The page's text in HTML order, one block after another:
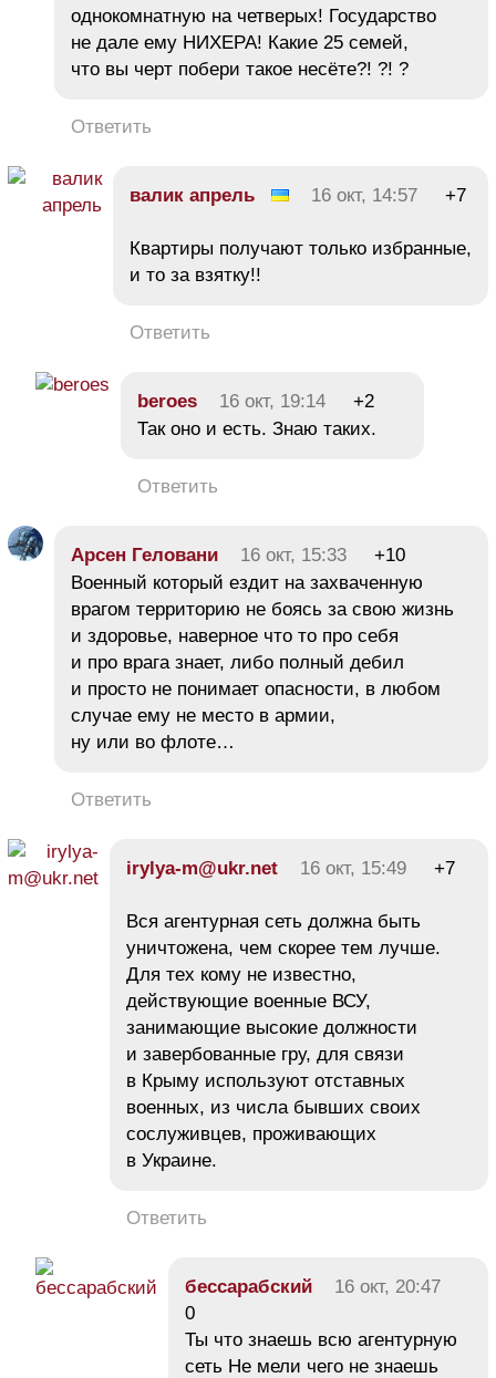
однокомнатную на четверых! Государство
не дале ему НИХЕРА! Какие 25 семей,
что вы черт побери такое несёте?! ?! ?
Ответить
валик апрель 16 окт, 14:57 +7
Квартиры получают только избранные,
и то за взятку!!
Ответить
beroes 16 окт, 19:14
+2
Так оно и есть. Знаю таких.
Ответить
Арсен Геловани 16 окт, 15:33
+10
Военный который ездит на захваченную
врагом территорию не боясь за свою жизнь
и здоровье, наверное что то про себя
и про врага знает, либо полный дебил
и просто не понимает опасности, в любом
случае ему не место в армии,
ну или во флоте…
Ответить
irylya-m@ukr.net 16 окт, 15:49 +7
Вся агентурная сеть должна быть
уничтожена, чем скорее тем лучше.
Для тех кому не известно,
действующие военные ВСУ,
занимающие высокие должности
и завербованные гру, для связи
в Крыму используют отставных
военных, из числа бывших своих
сослуживцев, проживающих
в Украине.
Ответить
бессарабский
16 окт, 20:47
0
Ты что знаешь всю агентурную
сеть Не мели чего не знаешь